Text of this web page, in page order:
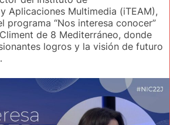
Aplicaciones Multimedia (iTEAM),
programa “Nos interesa conocer”
de 8 Mediterráneo, donde
logros y la visión de futuro